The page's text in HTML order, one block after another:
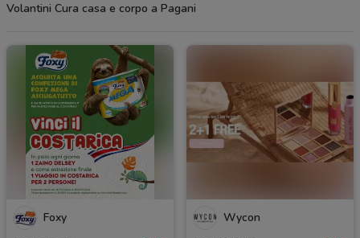
Volantini Cura casa e corpo a Pagani
Foxy Wycon